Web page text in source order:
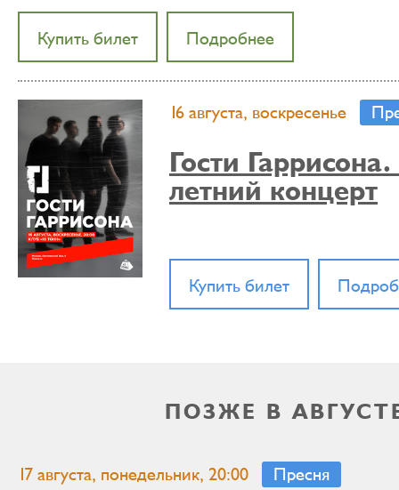
Купить билет Подробнее
16 августа, воскресенье
Гости
летний концерт
Купить билет
ПОЗЖЕ В
17 августа, понедельник, 20:00 Пресня